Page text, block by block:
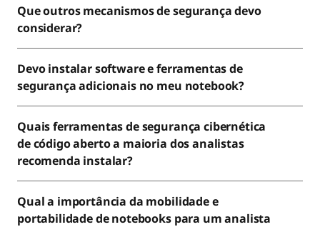
Que outros mecanismos de segurança devo
considerar?
Devo instalar software e ferramentas de
segurança adicionais no meu notebook?
Quais ferramentas de segurança cibernética
de código aberto a maioria dos analistas
recomenda instalar?
Qual a importância da mobilidade e
portabilidade de notebooks para um analista